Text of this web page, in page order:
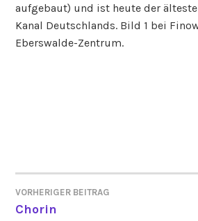
aufgebaut) und ist heute der
Kanal Deutschlands. Bild 1 bei
Eberswalde-Zentrum.
VORHERIGER BEITRAG
Chorin